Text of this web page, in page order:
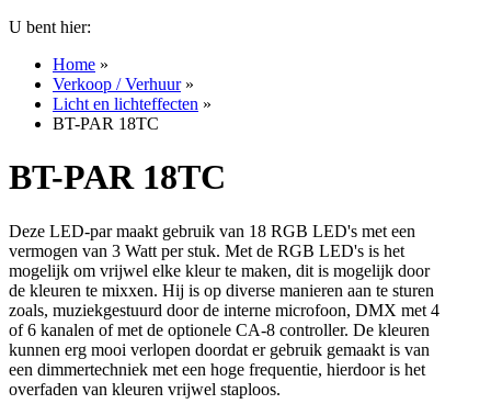
U bent hier:
Home »
Verkoop / Verhuur»
Licht en lichteffecten »
BT-PAR 18TC
BT-PAR 18TC
Deze LED-par maakt gebruik van 18 RGB LED's met een
vermogen van 3 Watt per stuk. Met de RGB LED's is het
mogelijk om vrijwel elke kleur te maken, dit is mogelijk door
de kleuren te mixxen. Hij is op diverse manieren aan te sturen
zoals, muziekgestuurd door de interne microfoon, DMX met 4
of 6 kanalen of met de optionele CA-8 controller. De kleuren
kunnen erg mooi verlopen doordat er gebruik gemaakt is van
een dimmertechniek met een hoge frequentie, hierdoor is het
overfaden van kleuren vrijwel staploos.